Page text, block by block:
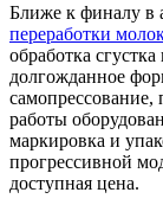
Ближе к финалу в
переработки
обработка
долгожданное
самопрессование,
работы
маркировка и
прогрессивной
доступная цена.